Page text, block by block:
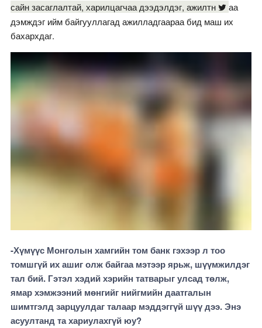
сайн засаглалтай, харилцагчаа дээдэлдэг, ажилтн
аа
дэмждэг ийм байгууллагад ажилладгаараа бид маш их
бахархдаг.
-Хүмүүс Монголын хамгийн том банк гэхээр л тоо
томшгүй их ашиг олж байгаа мэтээр ярьж, шүүмжилдэг
тал бий. Гэтэл хэдий хэрийн татварыг улсад төлж,
ямар хэмжээний мөнгийг нийгмийн даатгалын
шимтгэлд зарцуулдаг талаар мэддэггүй шүү дээ. Энэ
асуултанд та хариулахгүй юу?